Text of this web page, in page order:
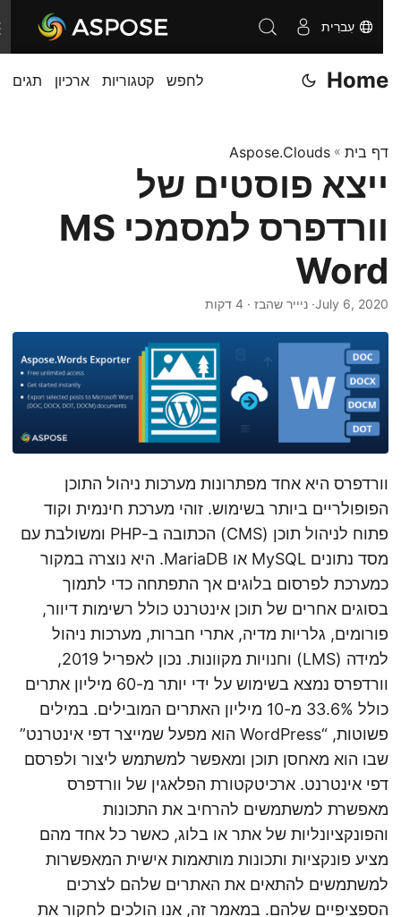
עִברִית
Home לחפש קטגוריות ארכיון תגים
דף בית»
Aspose.Clouds
ייצא פוסטים של
וורדפרס למסמכי MS
Word
July 6, 2020· ניייר שהבז · 4 דקות
וורדפרס היא אחד מפתרונות מערכות ניהול התוכן
הפופולריים ביותר בשימוש. זוהי מערכת חינמית וקוד
פתוח לניהול תוכן (CMS) הכתובה ב-PHP ומשולבת עם
מסד נתונים MySQL או MariaDB. היא נוצרה במקור
כמערכת לפרסום בלוגים אך התפתחה כדי לתמוך
בסוגים אחרים של תוכן אינטרנט כולל רשימות דיוור,
פורומים, גלריות מדיה, אתרי חברות, מערכות ניהול
למידה (LMS) וחנויות מקוונות. נכון לאפריל 2019,
וורדפרס נמצא בשימוש על ידי יותר מ-60 מיליון אתרים
כולל 33.6% מ-10 מיליון האתרים המובילים. במילים
פשוטות, “WordPress הוא מפעל שמייצר דפי אינטרנט”
שבו הוא מאחסן תוכן ומאפשר למשתמש ליצור ולפרסם
דפי אינטרנט. ארכיטקטורת הפלאגין של וורדפרס
מאפשרת למשתמשים להרחיב את התכונות
והפונקציונליות של אתר או בלוג, כאשר כל אחד מהם
מציע פונקציות ותכונות מותאמות אישית המאפשרות
למשתמשים להתאים את האתרים שלהם לצרכים
הספציפיים שלהם. במאמר זה, אנו הולכים לחקור את